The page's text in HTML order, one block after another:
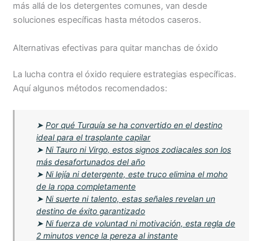
más allá de los detergentes comunes, van desde
soluciones específicas hasta métodos caseros.
Alternativas efectivas para quitar manchas de óxido
La lucha contra el óxido requiere estrategias específicas.
Aquí algunos métodos recomendados:
➤Por qué Turquía se ha convertido en el destino
ideal para el trasplante capilar
➤Ni Tauro ni Virgo, estos signos zodiacales son los
más desafortunados del año
➤Ni lejía ni detergente, este truco elimina el moho
de la ropa completamente
➤Ni suerte ni talento, estas señales revelan un
destino de éxito garantizado
➤Ni fuerza de voluntad ni motivación, esta regla de
2 minutos vence la pereza al instante